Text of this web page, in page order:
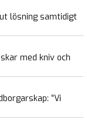
lösning samtidigt
med kniv och
”Vi